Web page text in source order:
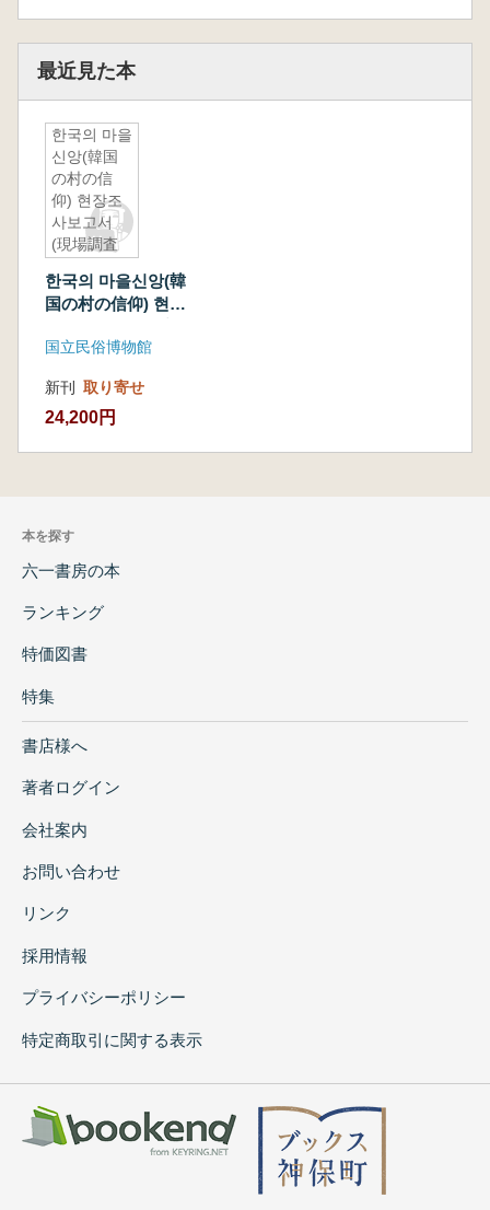
最近見た本
한국의 마을
신앙(韓国
の村の信
仰) 현장조
사보고서
(現場調査
全二冊
(古書)
한국의 마을신앙(韓
国の村の信仰) 현장
報告書) 全二冊
国立民俗博物館
新刊 取り寄せ
24,200円
本を探す
六一書房の本
ランキング
特価図書
特集
書店様へ
著者ログイン
会社案内
お問い合わせ
リンク
採用情報
プライバシーポリシー
特定商取引に関する表示